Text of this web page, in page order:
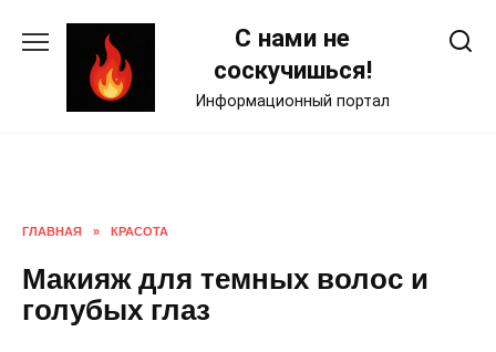
С нами не
соскучишься!
Информационный портал
ГЛАВНАЯ » КРАСОТА
Макияж для темных волос и
голубых глаз